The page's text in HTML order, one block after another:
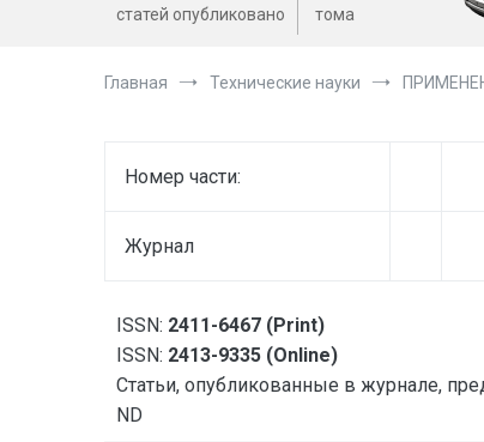
статей опубликовано тома
Главная Технические науки
Номер части:
Журнал
ISSN: 2411-6467 (Print)
ISSN: 2413-9335 (Online)
Статьи, опубликованные в журнале,
ND